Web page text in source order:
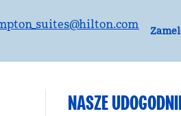
@hilton.com
NASZE